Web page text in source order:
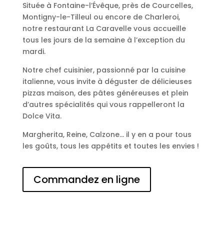
Située à Fontaine-l’Évêque, près de Courcelles,
Montigny-le-Tilleul ou encore de Charleroi,
notre restaurant La Caravelle vous accueille
tous les jours de la semaine à l’exception du
mardi.
Notre chef cuisinier, passionné par la cuisine
italienne, vous invite à déguster de délicieuses
pizzas maison, des pâtes généreuses et plein
d’autres spécialités qui vous rappelleront la
Dolce Vita.
Margherita, Reine, Calzone… il y en a pour tous
les goûts, tous les appétits et toutes les envies !
Commandez en ligne